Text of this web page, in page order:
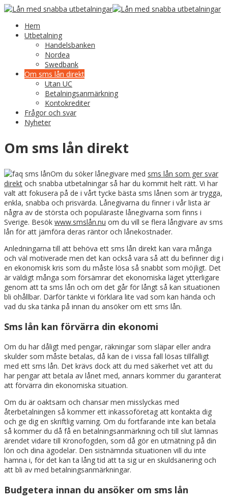
Hem
Utbetalning
Handelsbanken
Nordea
Swedbank
Om sms lån direkt
Utan UC
Betalningsanmärkning
Kontokrediter
Frågor och svar
Nyheter
Om sms lån direkt
Om du söker lånegivare med sms lån som ger svar
direkt och snabba utbetalningar så har du kommit helt rätt. Vi har
valt att fokusera på de i vårt tycke bästa sms lånen som är trygga,
enkla, snabba och prisvärda. Lånegivarna du finner i vår lista är
några av de största och populäraste lånegivarna som finns i
Sverige. Besök www.smslån.nu om du vill se flera långivare av sms
lån för att jämföra deras räntor och lånekostnader.
Anledningarna till att behöva ett sms lån direkt kan vara många
och väl motiverade men det kan också vara så att du befinner dig i
en ekonomisk kris som du måste lösa så snabbt som möjligt. Det
är väldigt många som försämrar det ekonomiska läget ytterligare
genom att ta sms lån och om det går för långt så kan situationen
bli ohållbar. Därför tänkte vi förklara lite vad som kan hända och
vad du ska tänka på innan du ansöker om ett sms lån.
Sms lån kan förvärra din ekonomi
Om du har dåligt med pengar, räkningar som släpar eller andra
skulder som måste betalas, då kan de i vissa fall lösas tillfälligt
med ett sms lån. Det krävs dock att du med säkerhet vet att du
har pengar att betala av lånet med, annars kommer du garanterat
att förvärra din ekonomiska situation.
Om du är oaktsam och chansar men misslyckas med
återbetalningen så kommer ett inkassoföretag att kontakta dig
och ge dig en skriftlig varning. Om du fortfarande inte kan betala
så kommer du då få en betalningsanmärkning och till slut lämnas
ärendet vidare till Kronofogden, som då gör en utmätning på din
lön och dina ägodelar. Den sistnämnda situationen vill du inte
hamna i, för det kan ta lång tid att ta sig ur en skuldsanering och
att bli av med betalningsanmärkningar.
Budgetera innan du ansöker om sms lån